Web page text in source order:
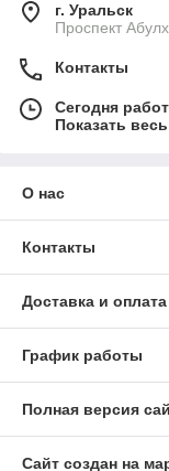
г. Уральск
Проспект
Контакты
Сегодня
Показать
О нас
Контакты
Доставка и оплата
График работы
Полная версия
Сайт создан на